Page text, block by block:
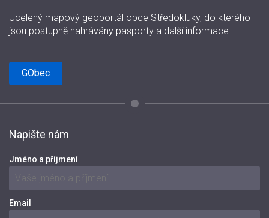
Ucelený mapový geoportál obce Středokluky, do kterého
jsou postupně nahrávány pasporty a další informace.
GObec
Napište nám
Jméno a příjmení
Email